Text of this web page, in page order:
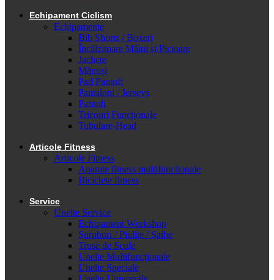
Echipament Ciclism
Echipamente
Bib Shorts / Boxeri
Încălzitoare Mâini și Picioare
Jachete
Mănuși
Pad Pantofi
Pantaloni / Jerseys
Pantofi
Tricouri Funcționale
Tubulare-Head
Articole Fitness
Articole Fitness
Aparate fitness multifunctionale
Biciclete fitness
Service
Unelte Service
Echipament Workshop
Șuruburi / Piulițe / Șaibe
Truse de Scule
Unelte Multifuncționale
Unelte Speciale